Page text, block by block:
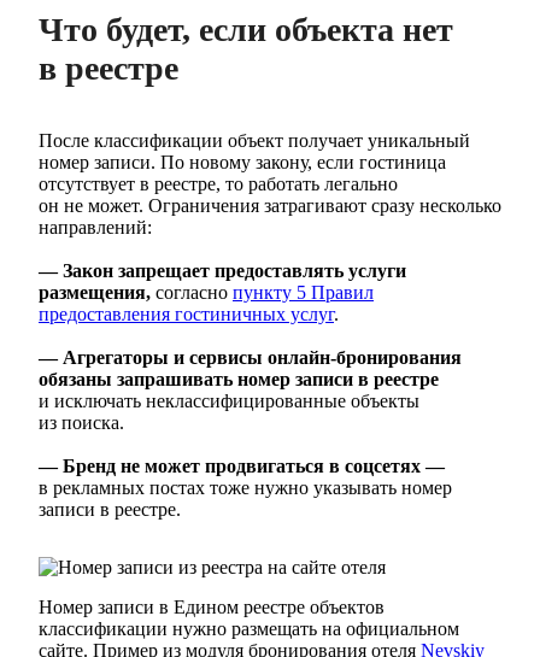
Что будет, если объекта нет
в реестре
После классификации объект получает уникальный
номер записи. По новому закону, если гостиница
отсутствует в реестре, то работать легально
он не может. Ограничения затрагивают сразу несколько
направлений:
— Закон запрещает предоставлять услуги
размещения, согласно пункту 5 Правил
предоставления гостиничных услуг.
— Агрегаторы и сервисы онлайн-бронирования
обязаны запрашивать номер записи в реестре
и исключать неклассифицированные объекты
из поиска.
— Бренд не может продвигаться в соцсетях —
в рекламных постах тоже нужно указывать номер
записи в реестре.
Номер записи в Едином реестре объектов
классификации нужно размещать на официальном
сайте. Пример из модуля бронирования отеля Nevskiy